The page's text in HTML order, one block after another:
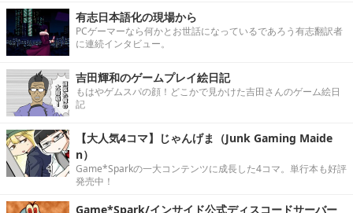
有志日本語化の現場から
PCゲーマーなら何かとお世話になっているであろう有志翻訳者
に連続インタビュー。
吉田輝和のゲームプレイ絵日記
もはやゲムスパの顔！どこかで見かけた吉田さんのゲーム絵日
記
【大人気4コマ】じゃんげま（Junk Gaming Maide
n）
Game*Sparkの一大コンテンツに成長した4コマ。単行本も好評
発売中！
Game*Spark/インサイド公式ディスコードサーバー